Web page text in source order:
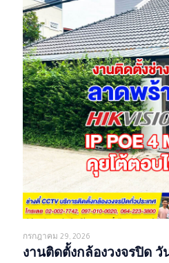
กรกฎาคม 29, 2026
งานติดตั้งกล้องวงจรปิด วั